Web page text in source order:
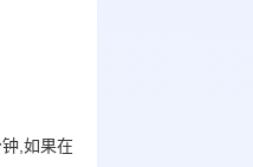
,如果在